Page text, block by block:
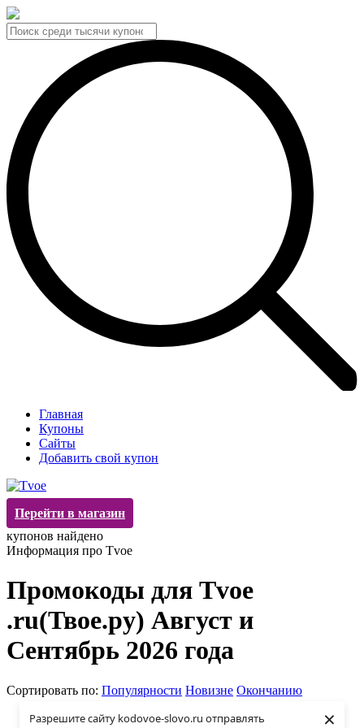
Разрешите сайту kodovoe-slovo.ru отправлять
×
Главная
Купоны
Сайты
Добавить свой купон
Перейти в магазин
купонов найдено
Информация про Tvoe
Промокоды для Tvoe
.ru(Твое.ру) Август и
Сентябрь 2026 года
Сортировать по: Популярности Новизне Окончанию